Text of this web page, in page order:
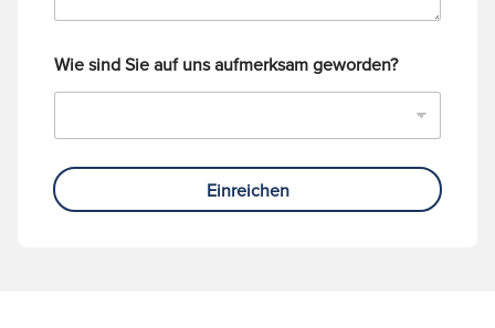
Wie sind Sie auf uns aufmerksam geworden?
Einreichen